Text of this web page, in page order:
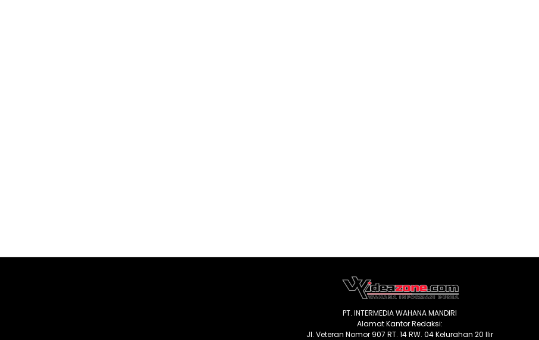
PT. INTERMEDIA WAHANA MANDIRI
Alamat Kantor Redaksi:
Jl. Veteran Nomor 907 RT. 14 RW. 04 Kelurahan 20 Ilir